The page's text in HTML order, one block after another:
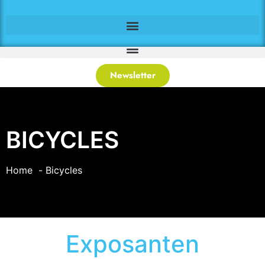
Newsletter
BICYCLES
Home Bicycles
Exposanten